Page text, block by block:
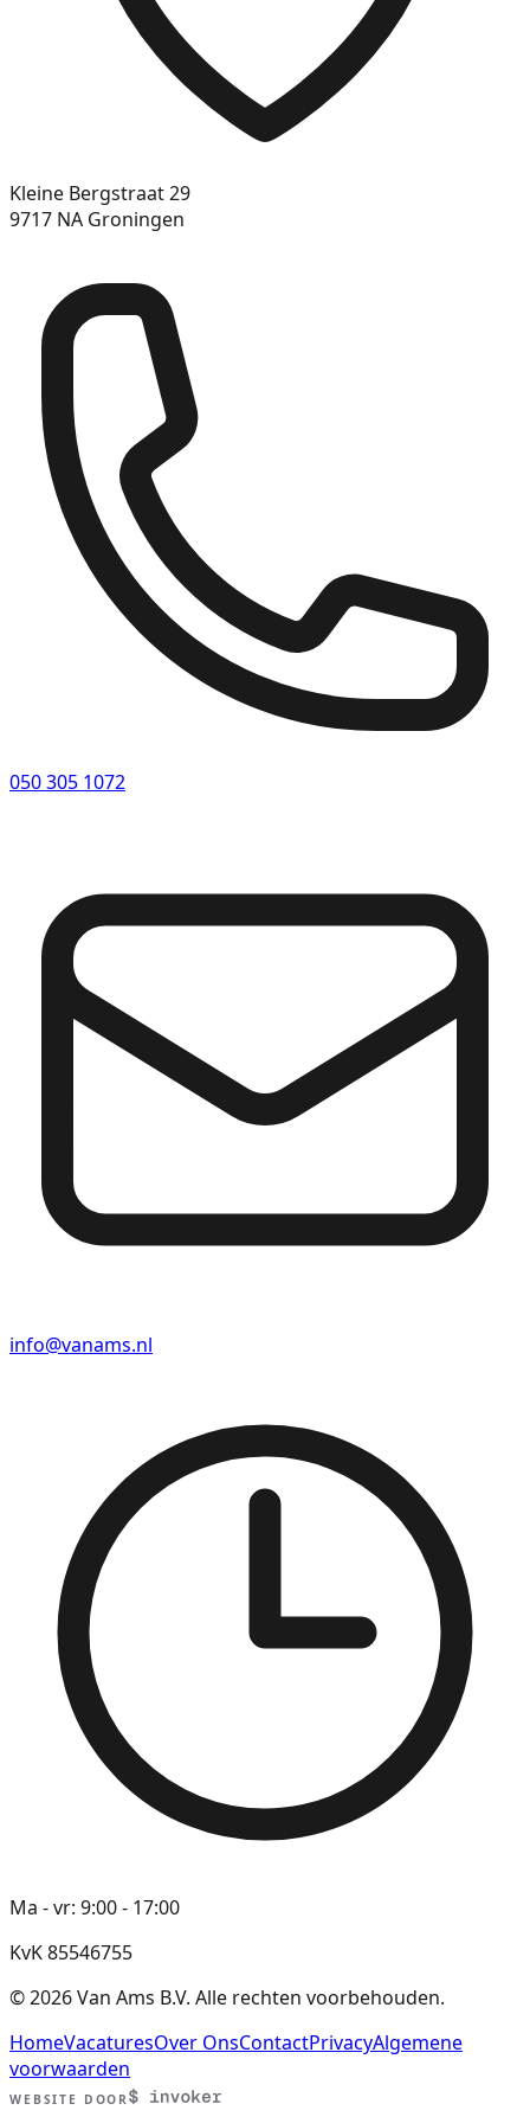
Kleine Bergstraat 29
9717 NA Groningen
050 305 1072
info@vanams.nl
Ma - vr: 9:00 - 17:00
KvK 85546755
©2026Van Ams B.V. Alle rechten voorbehouden.
HomeVacaturesOver OnsContactPrivacyAlgemene
voorwaarden
WEBSITE DOOR